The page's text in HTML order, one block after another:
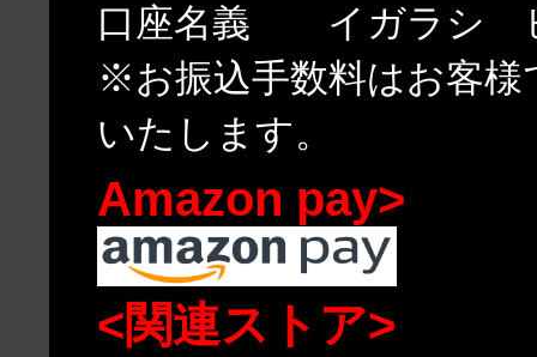
口座名義 イガラシ
※お振込手数料はお客
いたします。
Amazon pay>
<関連ストア>